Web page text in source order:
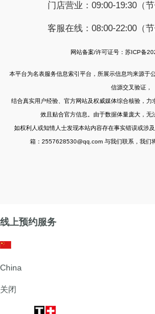
门店营业：09:00-19:30（节
客服在线：08:00-22:00（节
网站备案/许可证号：苏ICP备
本平台为名表服务信息索引平台，所展示信息均来源于
信源交叉验证，
结合真实用户经验、官方网站及权威媒体综合核验，
效且贴合官方信息。由于数据体量庞大，无
如权利人或知情人士发现本站内容存在事实错误或涉
箱：2557628530@qq.com 与我们联系，我们
线上预约服务
China
关闭